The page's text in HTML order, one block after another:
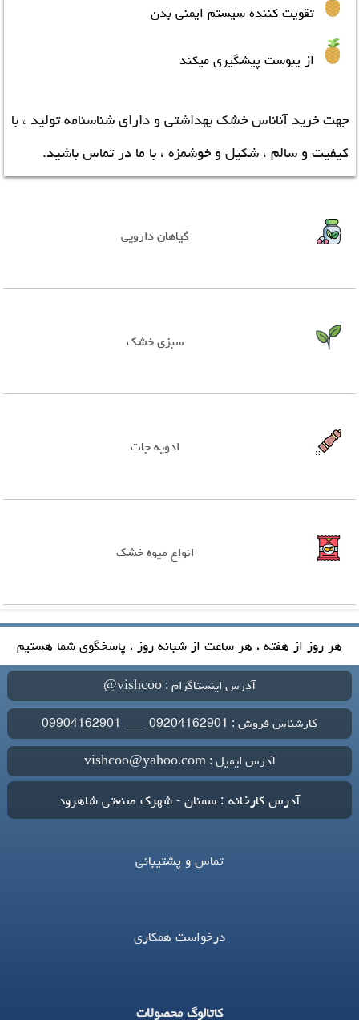
تقویت کننده سیستم ایمنی بدن
از یبوست پیشگیری میکند
جهت خرید آناناس خشک بهداشتی و دارای شناسنامه تولید ، با
کیفیت و سالم ، شکیل و خوشمزه ، با ما در تماس باشید.
گیاهان دارویی
سبزی خشک
ادویه جات
انواع میوه خشک
هر روز از هفته ، هر ساعت از شبانه روز ، پاسخگوی شما هستیم
آدرس اینستاگرام : vishcoo@
کارشناس فروش : 09204162901 ___ 09904162901
آدرس ایمیل : vishcoo@yahoo.com
آدرس کارخانه : سمنان - شهرک صنعتی شاهرود
تماس و پشتیبانی
درخواست همکاری
کاتالوگ محصولات